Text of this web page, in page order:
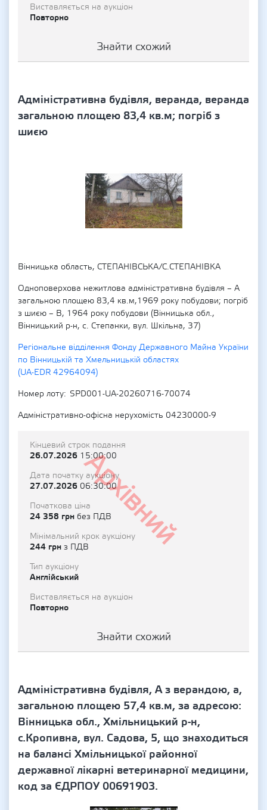
Виставляється на аукціон
Повторно
Знайти схожий
Адміністративна будівля, веранда, веранда
загальною площею 83,4 кв.м; погріб з
шиєю
Вінницька область, СТЕПАНІВСЬКА/С.СТЕПАНІВКА
Одноповерхова нежитлова адміністративна будівля – А
загальною площею 83,4 кв.м,1969 року побудови; погріб
з шиєю – В, 1964 року побудови (Вінницька обл.,
Вінницький р-н, с. Степанки, вул. Шкільна, 37)
Регіональне відділення Фонду Державного Майна України
по Вінницькій та Хмельницькій областях
(UA-EDR 42964094)
Номер лоту
SPD001-UA-20260716-70074
Адміністративно-офісна нерухомість 04230000-9
Архівний
Кінцевий строк подання
26.07.2026 15:00:00
Дата початку аукціону
27.07.2026 06:30:00
Початкова ціна
24 358 грн без ПДВ
Мінімальний крок аукціону
244 грн з ПДВ
Тип аукціону
Англійський
Виставляється на аукціон
Повторно
Знайти схожий
Адміністративна будівля, А з верандою, а,
загальною площею 57,4 кв.м, за адресою:
Вінницька обл., Хмільницький р-н,
с.Кропивна, вул. Садова, 5, що знаходиться
на балансі Хмільницької районної
державної лікарні ветеринарної медицини,
код за ЄДРПОУ 00691903.